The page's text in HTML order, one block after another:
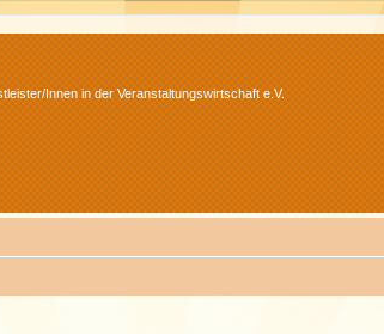
Innen in der Veranstaltungswirtschaft e.V.